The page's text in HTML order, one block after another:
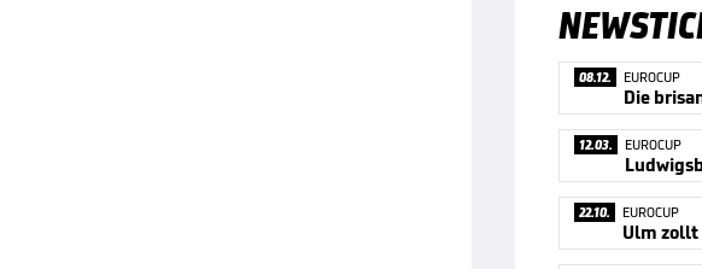
08.12. EUROCUP
Die
12.03. EUROCUP
22.10. EUROCUP
Ulm zollt